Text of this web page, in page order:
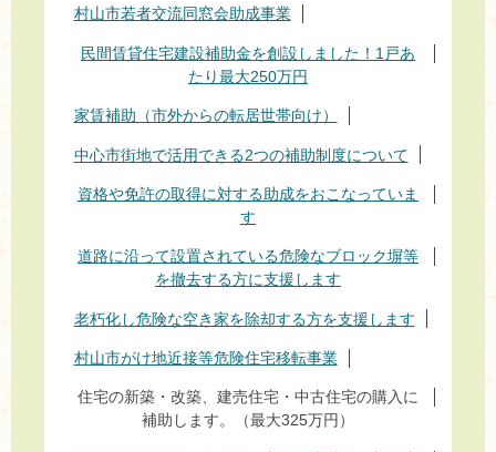
村山市若者交流同窓会助成事業
民間賃貸住宅建設補助金を創設しました！1戸あ
たり最大250万円
家賃補助（市外からの転居世帯向け）
中心市街地で活用できる2つの補助制度について
資格や免許の取得に対する助成をおこなっていま
す
道路に沿って設置されている危険なブロック塀等
を撤去する方に支援します
老朽化し危険な空き家を除却する方を支援します
村山市がけ地近接等危険住宅移転事業
住宅の新築・改築、建売住宅・中古住宅の購入に
補助します。（最大325万円）